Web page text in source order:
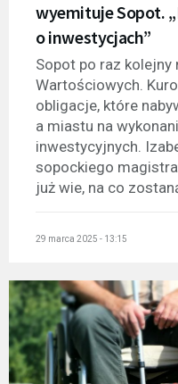
wyemituje Sopot.
o inwestycjach”
Sopot po raz kolejny
Wartościowych.
obligacje, które
a miastu na
inwestycyjnych.
sopockiego
już wie, na co
29 marca 2025 - 13:15